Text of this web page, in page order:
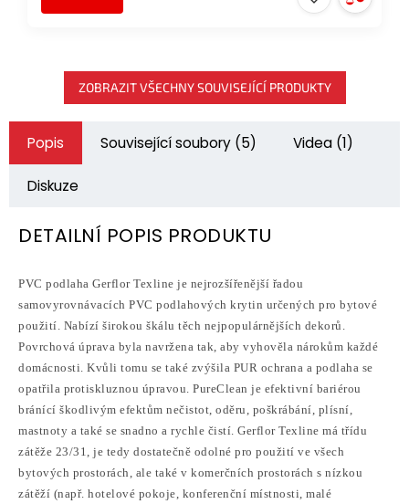
ZOBRAZIT VŠECHNY SOUVISEJÍCÍ PRODUKTY
Popis Související soubory (5) Videa (1)
Diskuze
DETAILNÍ POPIS PRODUKTU
PVC podlaha Gerflor Texline je nejrozšířenější řadou
samovyrovnávacích PVC podlahových krytin určených pro bytové
použití. Nabízí širokou škálu těch nejpopulárnějších dekorů.
Povrchová úprava byla navržena tak, aby vyhověla nárokům každé
domácnosti. Kvůli tomu se také zvýšila PUR ochrana a podlaha se
opatřila protiskluznou úpravou. PureClean je efektivní bariérou
bránící škodlivým efektům nečistot, oděru, poškrábání, plísní,
mastnoty a také se snadno a rychle čistí. Gerflor Texline má třídu
zátěže 23/31, je tedy dostatečně odolné pro použití ve všech
bytových prostorách, ale také v komerčních prostorách s nízkou
zátěží (např. hotelové pokoje, konferenční místnosti, malé